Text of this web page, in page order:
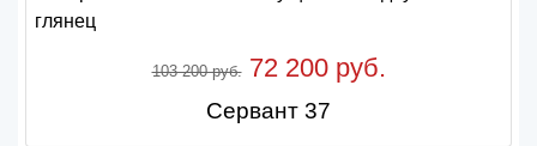
103 200 руб.72 200 руб.
Сервант 37